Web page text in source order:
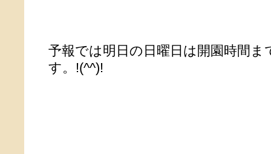
予報では明日の日曜日は開園時間
す。!(^^)!